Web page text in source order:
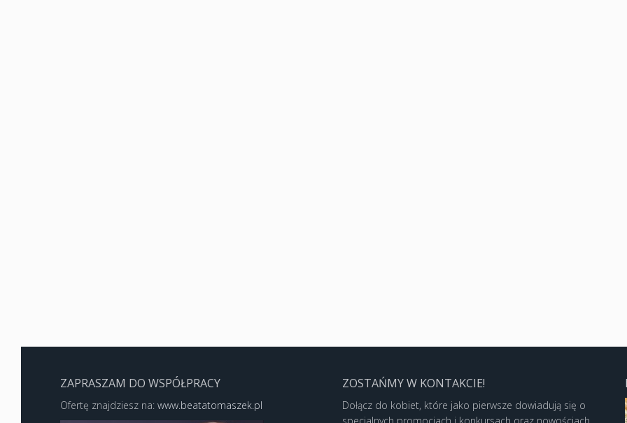
ZAPRASZAM DO WSPÓŁPRACY
Ofertę znajdziesz na: www.beatatomaszek.pl
ZOSTAŃMY W KONTAKCIE!
Dołącz do kobiet, które jako pierwsze dowiadują się o